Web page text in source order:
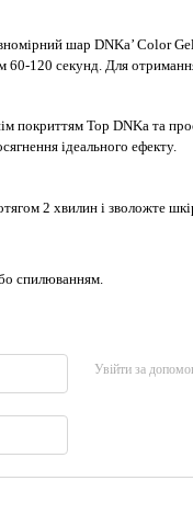
шар DNKa’ Color
60-120 секунд. Для
покриттям Top DNKa та
ідеального ефекту.
2 хвилин і зволожте
спилюванням.
Увійти за